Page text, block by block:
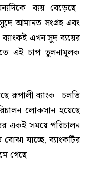
ব্যয় বেড়েছে।
সুদে আমানত সংগ্রহ এবং
এখন সুদ ব্যয়ের
এই চাপ তুলনামূলক
রূপালী ব্যাংক। চলতি
লোকসান হয়েছে
একই সময়ে পরিচালন
যাচ্ছে, ব্যাংকটির
গেছে।